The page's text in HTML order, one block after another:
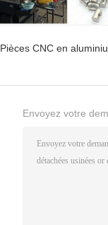
Pièces CNC en
Envoyez votre